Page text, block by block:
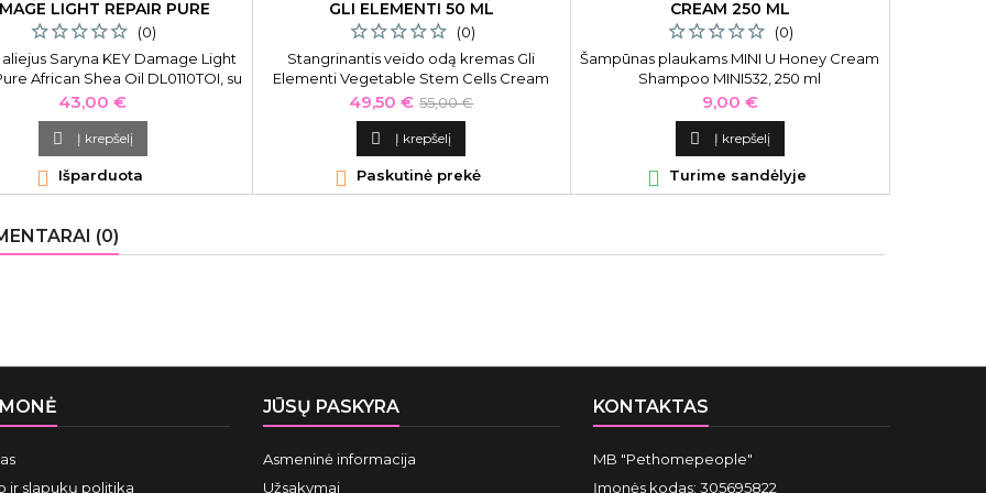
LIGHT REPAIR PURE
AFRICAN SHEA OIL 110 ML
(0)
Saryna KEY Damage Light
African Shea Oil DL0110TOI, su
sviestu, atstatomasis, skirtas
pažeistiems plaukams, 110 ml
Kaina
43,00 €
 Į krepšelį
 Išparduota
GLI ELEMENTI 50 ML
(0)
Stangrinantis veido odą kremas Gli
Elementi Vegetable Stem Cells Cream
GLI01044, su natūraliais antioksidantais, 50
ml
Kaina
49,50 € Bazinė
kaina
55,00 €
 Į krepšelį
 Paskutinė prekė
CREAM 250 ML
(0)
Šampūnas plaukams MINI U Honey Cream
Shampoo MINI532, 250 ml
Kaina
9,00 €
 Į krepšelį
 Turime sandėlyje
(0)
ir slapukų politika
JŪSŲ PASKYRA
Asmeninė informacija
Užsakymai
KONTAKTAS
MB "Pethomepeople"
Įmonės kodas: 305695822